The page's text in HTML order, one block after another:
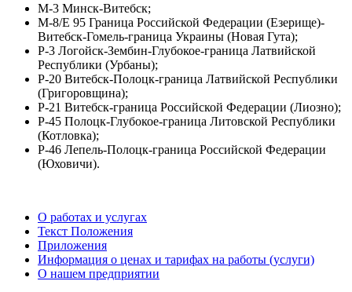
М-3 Минск-Витебск;
М-8/Е 95 Граница Российской Федерации (Езерище)-
Витебск-Гомель-граница Украины (Новая Гута);
Р-3 Логойск-Зембин-Глубокое-граница Латвийской
Республики (Урбаны);
Р-20 Витебск-Полоцк-граница Латвийской Республики
(Григоровщина);
Р-21 Витебск-граница Российской Федерации (Лиозно);
Р-45 Полоцк-Глубокое-граница Литовской Республики
(Котловка);
Р-46 Лепель-Полоцк-граница Российской Федерации
(Юховичи).
О работах и услугах
Текст Положения
Приложения
Информация о ценах и тарифах на работы (услуги)
О нашем предприятии